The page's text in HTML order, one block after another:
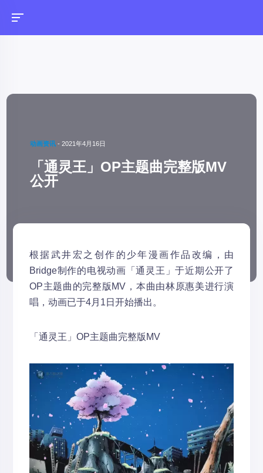
动画资讯 -2021年4月16日
「通灵王」OP主题曲完整版MV
公开
根据武井宏之创作的少年漫画作品改编，由
Bridge制作的电视动画「通灵王」于近期公开了
OP主题曲的完整版MV，本曲由林原惠美进行演
唱，动画已于4月1日开始播出。
「通灵王」OP主题曲完整版MV